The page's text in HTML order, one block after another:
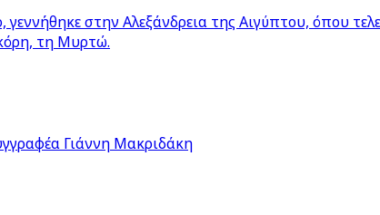
στην Αλεξάνδρεια της Αιγύπτου, όπου
τη Μυρτώ.
Γιάννη Μακριδάκη